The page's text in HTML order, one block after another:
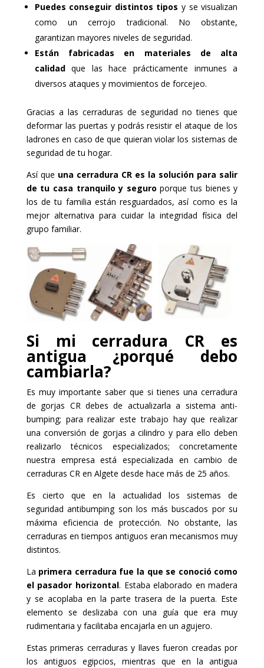
Puedes conseguir distintos tipos y se visualizan
como un cerrojo tradicional. No obstante,
garantizan mayores niveles de seguridad.
Están fabricadas en materiales de alta
calidadque las hace prácticamente inmunes a
diversos ataques y movimientos de forcejeo.
Gracias a las cerraduras de seguridad no tienes que
deformar las puertas y podrás resistir el ataque de los
ladrones en caso de que quieran violar los sistemas de
seguridad de tu hogar.
Así que una cerradura CR es la solución para salir
de tu casa tranquilo y seguro porque tus bienes y
los de tu familia están resguardados, así como es la
mejor alternativa para cuidar la integridad física del
grupo familiar.
Si mi cerradura CR es
antigua ¿porqué debo
cambiarla?
Es muy importante saber que si tienes una cerradura
de gorjas CR debes de actualizarla a sistema anti-
bumping; para realizar este trabajo hay que realizar
una conversión de gorjas a cilindro y para ello deben
realizarlo técnicos especializados; concretamente
nuestra empresa está especializada en cambio de
cerraduras CR en Algete desde hace más de 25 años.
Es cierto que en la actualidad los sistemas de
seguridad antibumping son los más buscados por su
máxima eficiencia de protección. No obstante, las
cerraduras en tiempos antiguos eran mecanismos muy
distintos.
La primera cerradura fue la que se conoció como
el pasador horizontal. Estaba elaborado en madera
y se acoplaba en la parte trasera de la puerta. Este
elemento se deslizaba con una guía que era muy
rudimentaria y facilitaba encajarla en un agujero.
Estas primeras cerraduras y llaves fueron creadas por
los antiguos egipcios, mientras que en la antigua